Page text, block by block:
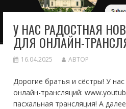
У НАС РАДОСТНАЯ
ДЛЯ ОНЛАЙН-
16.04.2025 АВТОР
Дорогие братья и сёстры! У
онлайн-трансляций:
пасхальная трансляция! А